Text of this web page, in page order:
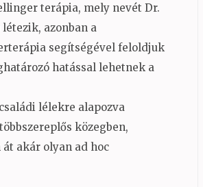
terápia, mely nevét Dr.
azonban a
segítségével feloldjuk
hatással lehetnek a
lélekre alapozva
közegben,
akár olyan ad hoc